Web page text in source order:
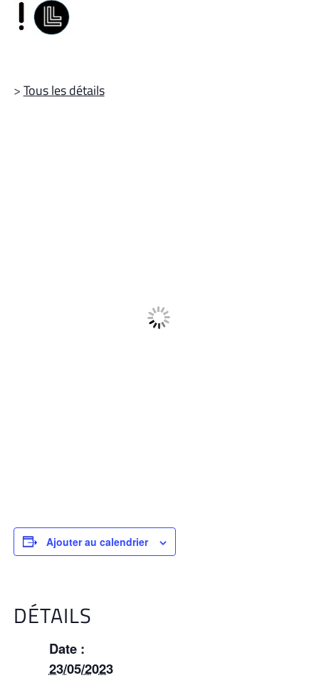
>Tous les détails
Ajouter au calendrier
DÉTAILS
Date :
23/05/2023